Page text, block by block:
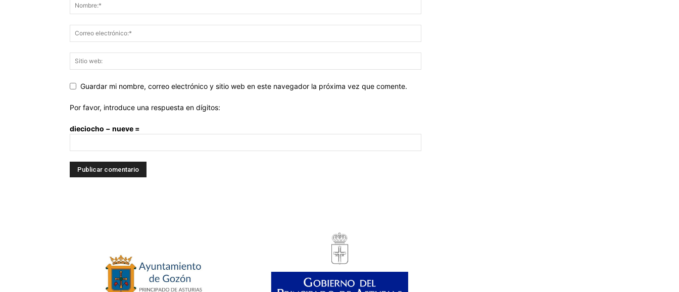
Guardar mi nombre, correo electrónico y sitio web en este navegador la próxima vez que comente.
Por favor, introduce una respuesta en dígitos:
dieciocho − nueve =